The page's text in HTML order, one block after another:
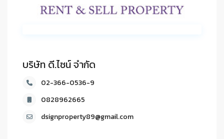
บริษัท ดี.ไซน์ จํากัด
02-366-0536-9
0828962665
dsignproperty89@gmail.com